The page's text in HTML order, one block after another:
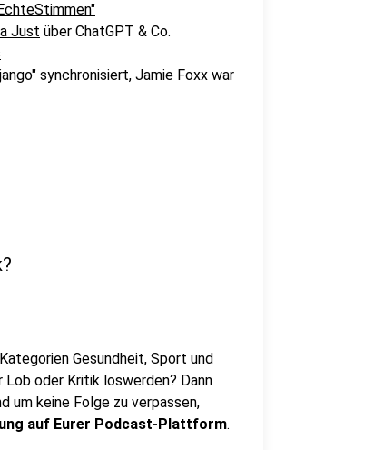
Just über ChatGPT & Co.
synchronisiert, Jamie Foxx war
Gesundheit, Sport und
oder Kritik loswerden? Dann
um keine Folge zu verpassen,
auf Eurer Podcast-Plattform.